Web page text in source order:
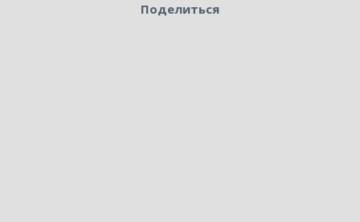
Поделиться